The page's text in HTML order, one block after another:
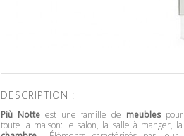
DESCRIPTION :
Più Notteest une famille de meublespour
toute la maison: le salon, la salle à manger, la